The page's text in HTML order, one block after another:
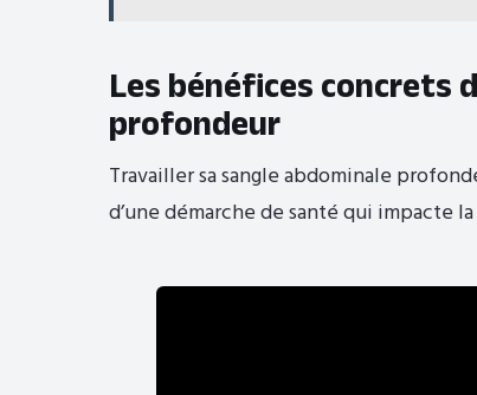
Les bénéfices concrets
profondeur
Travailler sa sangle abdominale
d’une démarche de santé qui impacte